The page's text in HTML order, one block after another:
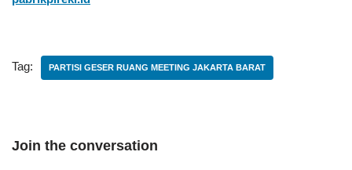
Tag: PARTISI GESER RUANG MEETING JAKARTA BARAT
Join the conversation